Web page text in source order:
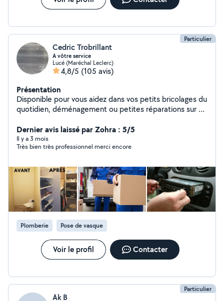
Particulier
Cedric Trobrillant
A vôtre service
Lucé (Maréchal Leclerc)
4,8/5 (105 avis)
Présentation
Disponible pour vous aidez dans vos petits bricolages du
quotidien, déménagement ou petites réparations sur un
pointilleuse.
Dernier avis laissé par Zohra : 5/5
Il y a 3 mois
Très bien très professionnel merci encore
Plomberie Pose de vasque
Voir le profil Contacter
Particulier
Ak B